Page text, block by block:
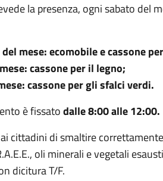
la presenza, ogni sabato del
del mese: ecomobile e cassone
cassone per il legno;
cassone per gli sfalci verdi.
è fissatodalle 8:00 alle 12:00.
cittadini di smaltire
oli minerali e vegetali
dicitura T/F.